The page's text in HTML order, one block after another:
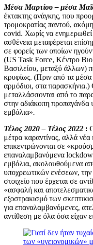
Μέσα Μαρτίου – μέσα
έκτακτης ανάγκης, που
τρομοκρατίας παντού,
covid. Χωρίς να
ασθένεια μεταφέρεται
σε φορείς των οποίων
(US Task Force, Κέντρο
Βασιλείου, μεταξύ άλλων)
κρυφίως. (Πριν από τα μέσα
αρμόδιοι, στα παρασκήνια.)
μεταλλάσσονται από το
στην αδιάκοπη
εμβόλια».
Τέλος 2020 – Τέλος 2022 :
μέτρα καραντίνας, αλλά
επικεντρώνονται σε
επαναλαμβανόμενα
εμβόλια, ακολουθούμενα
υποχρεωτικών ενέσεων, την
στοιχείο που έρχεται σε
«ασφαλή και
εξοστρακισμό των
για επαναλαμβανόμενες,
αντίθεση με όλα όσα είχαν